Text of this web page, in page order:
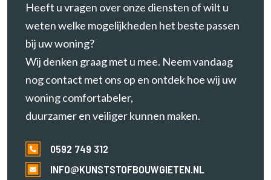
Heeft u vragen over onze diensten of wilt u
weten welke mogelijkheden het beste passen
bij uw woning?
Wij denken graag met u mee. Neem vandaag
nog contact met ons op en ontdek hoe wij uw
woning comfortabeler,
duurzamer en veiliger kunnen maken.
0592 749 312
INFO@KUNSTSTOFBOUWGIETEN.NL